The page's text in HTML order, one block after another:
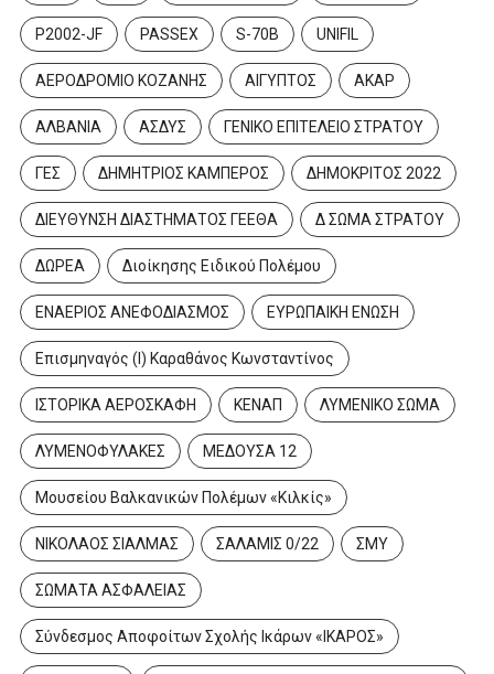
P2002-JF PASSEX S-70B UNIFIL
ΑΕΡΟΔΡΟΜΙΟ ΚΟΖΑΝΗΣ ΑΙΓΥΠΤΟΣ ΑΚΑΡ
ΑΛΒΑΝΙΑ ΑΣΔΥΣ ΓΕΝΙΚΟ ΕΠΙΤΕΛΕΙΟ ΣΤΡΑΤΟΥ
ΓΕΣ ΔΗΜΗΤΡΙΟΣ ΚΑΜΠΕΡΟΣ ΔΗΜΟΚΡΙΤΟΣ 2022
ΔΙΕΥΘΥΝΣΗ ΔΙΑΣΤΗΜΑΤΟΣ ΓΕΕΘΑ Δ ΣΩΜΑ ΣΤΡΑΤΟΥ
ΔΩΡΕΑ Διοίκησης Ειδικού Πολέμου
ΕΝΑΕΡΙΟΣ ΑΝΕΦΟΔΙΑΣΜΟΣ ΕΥΡΩΠΑΙΚΗ ΕΝΩΣΗ
Επισμηναγός (Ι) Καραθάνος Κωνσταντίνος
ΙΣΤΟΡΙΚΑ ΑΕΡΟΣΚΑΦΗ ΚΕΝΑΠ ΛΥΜΕΝΙΚΟ ΣΩΜΑ
ΛΥΜΕΝΟΦΥΛΑΚΕΣ ΜΕΔΟΥΣΑ 12
Μουσείου Βαλκανικών Πολέμων «Κιλκίς»
ΝΙΚΟΛΑΟΣ ΣΙΑΛΜΑΣ ΣΑΛΑΜΙΣ 0/22 ΣΜΥ
ΣΩΜΑΤΑ ΑΣΦΑΛΕΙΑΣ
Σύνδεσμος Αποφοίτων Σχολής Ικάρων «ΙΚΑΡΟΣ»